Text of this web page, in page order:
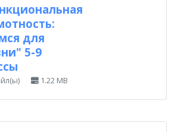
для
5-9
1.22 MB